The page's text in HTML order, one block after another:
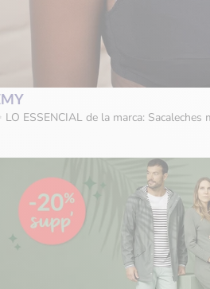
LO ESSENCIAL de la marca: Sacaleches